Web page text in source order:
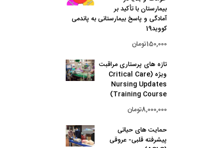
بیمارستان با تأکید بر
آمادگی و پاسخ بیمارستانی به پاندمی
کووید19
150,000تومان
تازه های پرستاری مراقبت
ویژه (Critical Care
Nursing Updates
Training Course)
8,000,000تومان
حمایت های حیاتی
پیشرفته قلبی- عروقی